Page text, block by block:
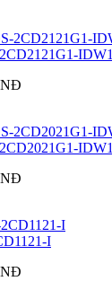
IDW1
IDW1
I